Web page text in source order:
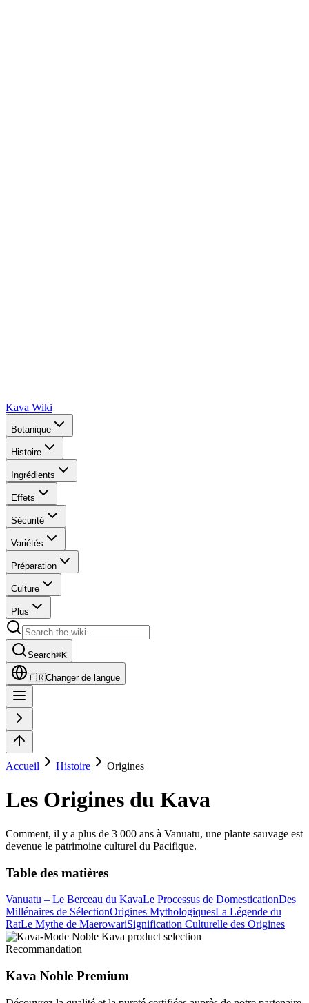
Kava Wiki
Botanique
Histoire
Ingrédients
Effets
Sécurité
Variétés
Préparation
Culture
Plus
Search⌘K
🇫🇷Changer de langue
Accueil Histoire Origines
Les Origines du Kava
Comment, il y a plus de 3 000 ans à Vanuatu, une plante sauvage est
devenue le patrimoine culturel du Pacifique.
Table des matières
Vanuatu – Le Berceau du KavaLe Processus de DomesticationDes
Millénaires de SélectionOrigines MythologiquesLa Légende du
RatLe Mythe de MaerowariSignification Culturelle des Origines
Recommandation
Kava Noble Premium